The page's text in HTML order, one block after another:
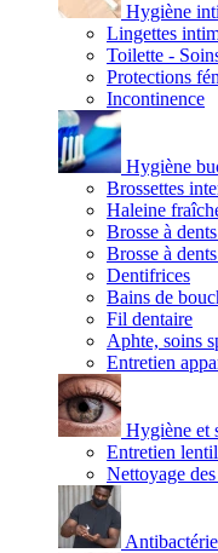
Hygiène
Lingettes
Toilette -
Protections
Incontinence
Hygiène
Brossettes
Haleine
Brosse à
Brosse à
Dentifrices
Bains de
Fil dentaire
Aphte, soins
Entretien
Hygiène et
Entretien
Nettoyage